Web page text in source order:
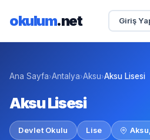
okulum.net Giriş
Ana Sayfa›Antalya›Aksu›Aksu Lisesi
Aksu Lisesi
Devlet Okulu Lise